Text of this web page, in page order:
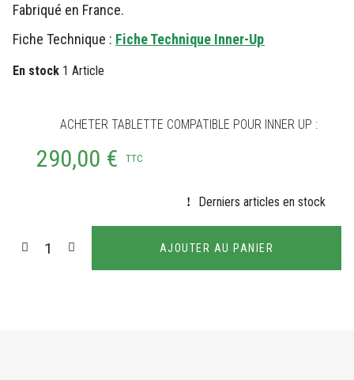
Fabriqué en France.
Fiche Technique : Fiche Technique Inner-Up
En stock 1 Article
ACHETER TABLETTE COMPATIBLE POUR INNER UP :
290,00 € TTC
Derniers articles en stock
AJOUTER AU PANIER